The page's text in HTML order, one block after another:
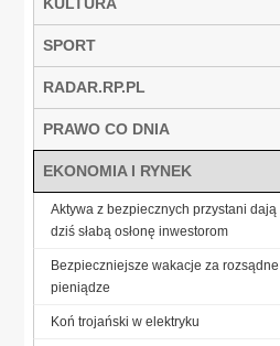
SPORT
RADAR.RP.PL
PRAWO CO DNIA
EKONOMIA I RYNEK
Aktywa z bezpiecznych przystani dają
dziś słabą osłonę inwestorom
Bezpieczniejsze wakacje za rozsądne
pieniądze
Koń trojański w elektryku